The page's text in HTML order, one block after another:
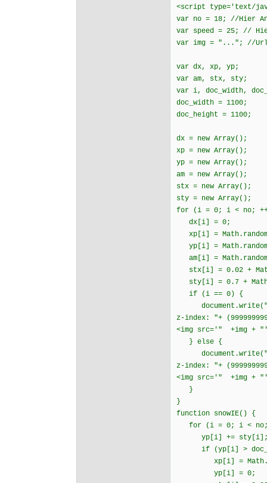
<script type='text/
var no = 18; //Hier
var speed = 25; //
var img = "..."; //Url
var dx, xp, yp;
var am, stx, sty;
var i, doc_width,
doc_width = 1100;
doc_height = 1100;
dx = new Array();
xp = new Array();
yp = new Array();
am = new Array();
stx = new Array();
sty = new Array();
for (i = 0; i < no;
dx[i] = 0;
xp[i] =
yp[i] =
am[i] =
stx[i] = 0.02 +
sty[i] = 0.7 +
if (i == 0) {
z-index: "+
<img src='" +img +
} else {
z-index: "+
<img src='" +img +
}
}
function snowIE() {
for (i = 0; i <
yp[i] +=
if (yp[i] >
xp[i] =
yp[i] = 0;